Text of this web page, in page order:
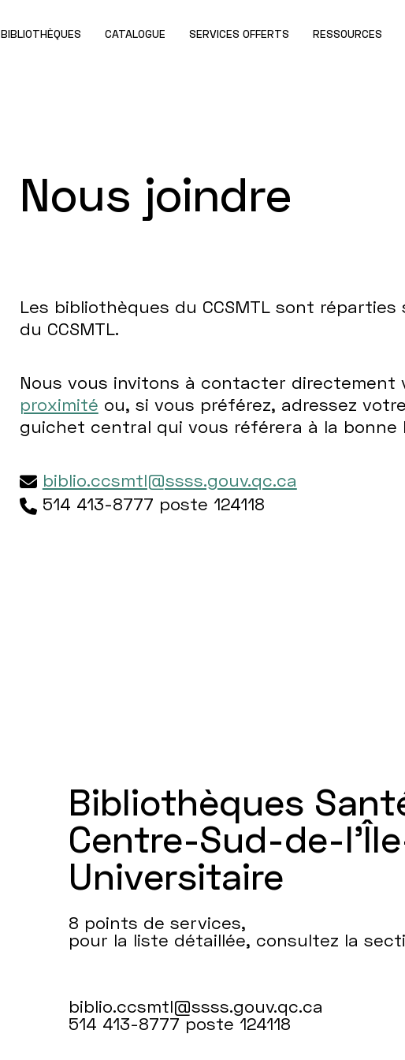
BIBLIOTHÈQUES CATALOGUE SERVICES OFFERTS RESSOURCES
Nous joindre
Les bibliothèques du CCSMTL sont
du CCSMTL.
Nous vous invitons à contacter directement
proximité ou, si vous préférez, adressez
guichet central qui vous référera à la bonne
biblio.ccsmtl@ssss.gouv.qc.ca
514 413-8777 poste 124118
Bibliothèques
Centre-Sud-de-
Universitaire
8 points de services,
pour la liste détaillée, consultez la
biblio.ccsmtl@ssss.gouv.qc.ca
514 413-8777 poste 124118